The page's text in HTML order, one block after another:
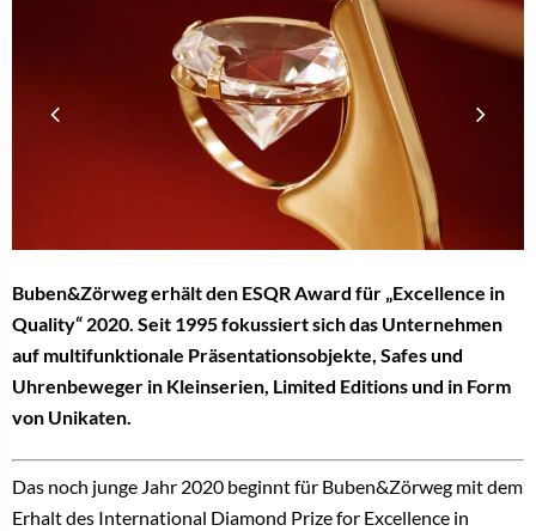
Buben&Zörweg erhält den ESQR Award für „Excellence in
Quality“ 2020. Seit 1995 fokussiert sich das Unternehmen
auf multifunktionale Präsentationsobjekte, Safes und
Uhrenbeweger in Kleinserien, Limited Editions und in Form
von Unikaten.
Das noch junge Jahr 2020 beginnt für Buben&Zörweg mit dem
Erhalt des International Diamond Prize for Excellence in